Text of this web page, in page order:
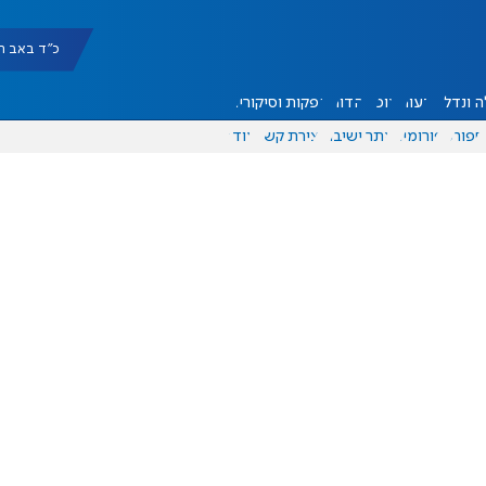
כ"ד באב תשפ"ו
ונדל"ן דעות אוכל יהדות הפקות וסיקורים
ספורט פורומים אתר ישיבה יצירת קשר עוד